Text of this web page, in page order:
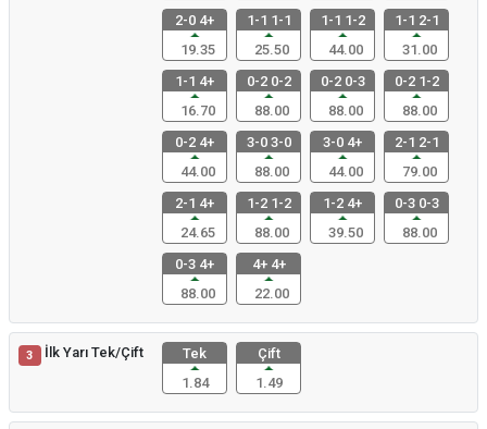
2-0 4+
19.35
1-1 1-1
25.50
1-1 1-2
44.00
1-1 2-1
31.00
1-1 4+
16.70
0-2 0-2
88.00
0-2 0-3
88.00
0-2 1-2
88.00
0-2 4+
44.00
3-0 3-0
88.00
3-0 4+
44.00
2-1 2-1
79.00
2-1 4+
24.65
1-2 1-2
88.00
1-2 4+
39.50
0-3 0-3
88.00
0-3 4+
88.00
4+ 4+
22.00
3 İlk Yarı Tek/Çift
Tek
1.84
Çift
1.49